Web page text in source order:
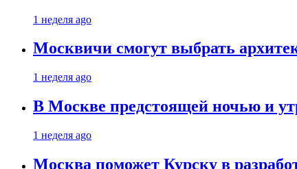
1 неделя ago
Москвичи смогут выбрать
1 неделя ago
В Москве предстоящей ночью и
1 неделя ago
Москва поможет Курску в